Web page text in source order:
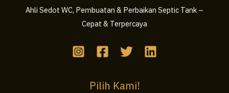
Ahli Sedot WC, Pembuatan & Perbaikan Septic Tank –
Cepat & Terpercaya
Pilih Kami!